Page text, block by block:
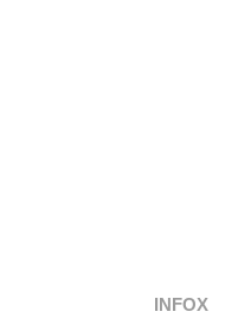
INFOX